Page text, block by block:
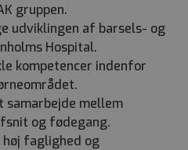
gruppen.
udviklingen af barsels- og
Hospital.
kompetencer indenfor
mellem
og fødegang.
høj faglighed og